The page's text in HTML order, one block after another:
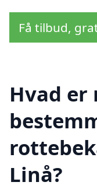
Få tilbud,
Hvad
Linå?